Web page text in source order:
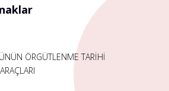
ÖRGÜTLENME TARİHİ